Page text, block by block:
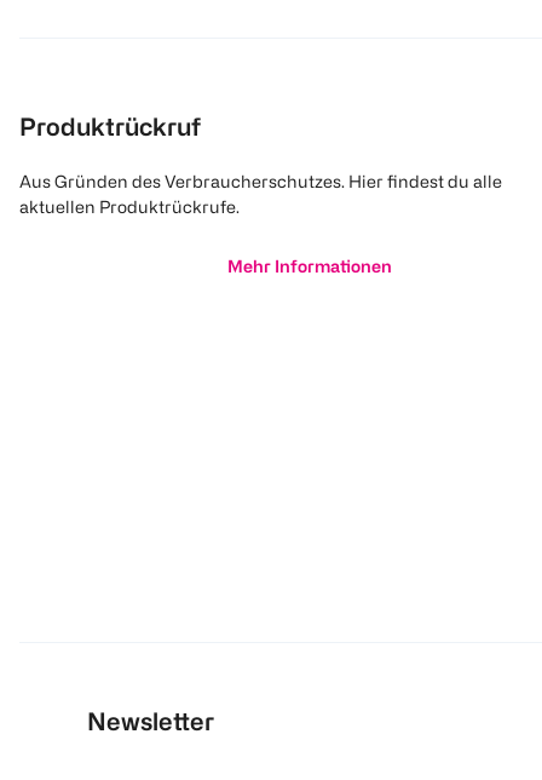
Produktrückruf
Aus Gründen des Verbraucherschutzes. Hier findest du alle
aktuellen Produktrückrufe.
Mehr Informationen
Newsletter